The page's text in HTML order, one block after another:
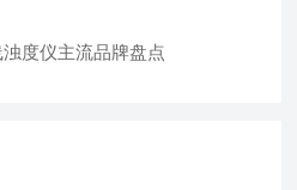
度仪主流品牌盘点​